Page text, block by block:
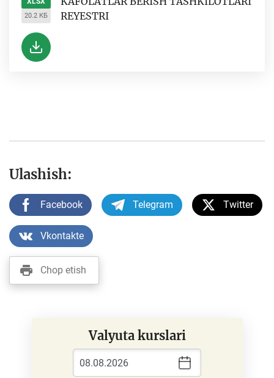
20.2 КБ
REYESTRI
Ulashish:
Facebook Telegram Twitter
Vkontakte
Chop etish
Valyuta kurslari